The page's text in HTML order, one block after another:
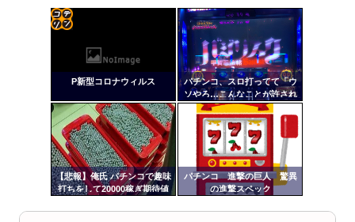
【画像】ペプシコーラ社、「こういうのでいいんだよ」
な新商品を発売
Powered by livedoor 相互RSS
P新型コロナウィルス
パチンコ、スロ打ってて「ウ
ソやろ…こんなことが許され
ていいのか！？」って思った
こと
【悲報】俺氏 パチンコで趣味
打ちをして20000稼ぎ期待値
パチンコ 進撃の巨人 驚異
の進撃スペック
定リ
ンク
自動
更新
ツー